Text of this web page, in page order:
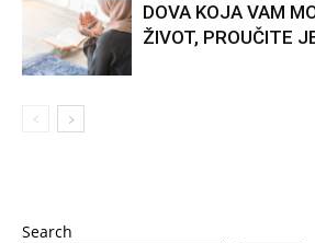
DOVA KOJA VAM
ŽIVOT, PROUČITE
Search